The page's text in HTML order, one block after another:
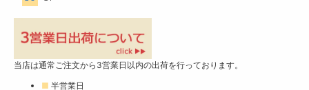
当店は通常ご注文から3営業日以内の出荷を行っております。
■ 半営業日